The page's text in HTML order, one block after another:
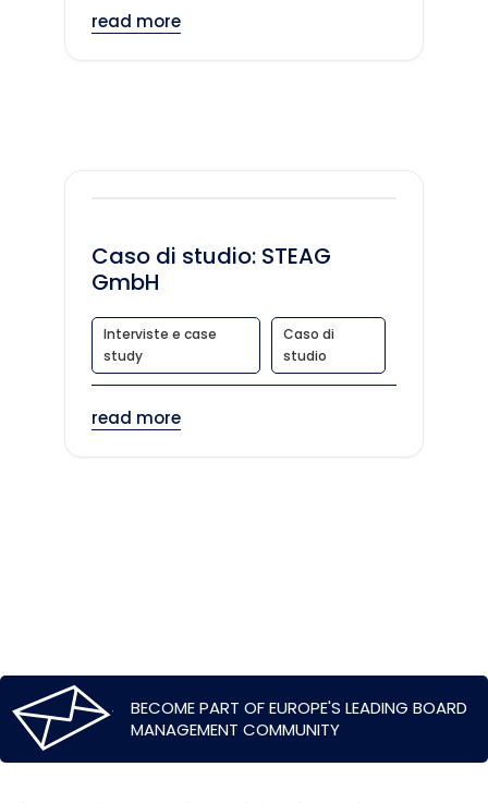
read more
Caso di studio: STEAG
GmbH
Interviste e case
study
Caso di
studio
read more
BECOME PART OF EUROPE'S LEADING BOARD
MANAGEMENT COMMUNITY